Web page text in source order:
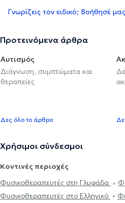
Γνωρίζεις τον ειδικό; Βοήθησέ
Προτεινόμενα άρθρα
Αυτισμός
Διάγνωση, συμπτώματα και
θεραπείες
Δες όλο το άρθρο
Χρήσιμοι σύνδεσμοι
Κοντινές περιοχές
Φυσικοθεραπευτές στη Γλυφάδα
Φυσικοθεραπευτές στο Ελληνικό